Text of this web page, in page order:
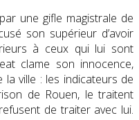
une gifle magistrale de
son supérieur d’avoir
à ceux qui lui sont
clame son innocence,
ville : les indicateurs de
de Rouen, le traitent
de traiter avec lui.